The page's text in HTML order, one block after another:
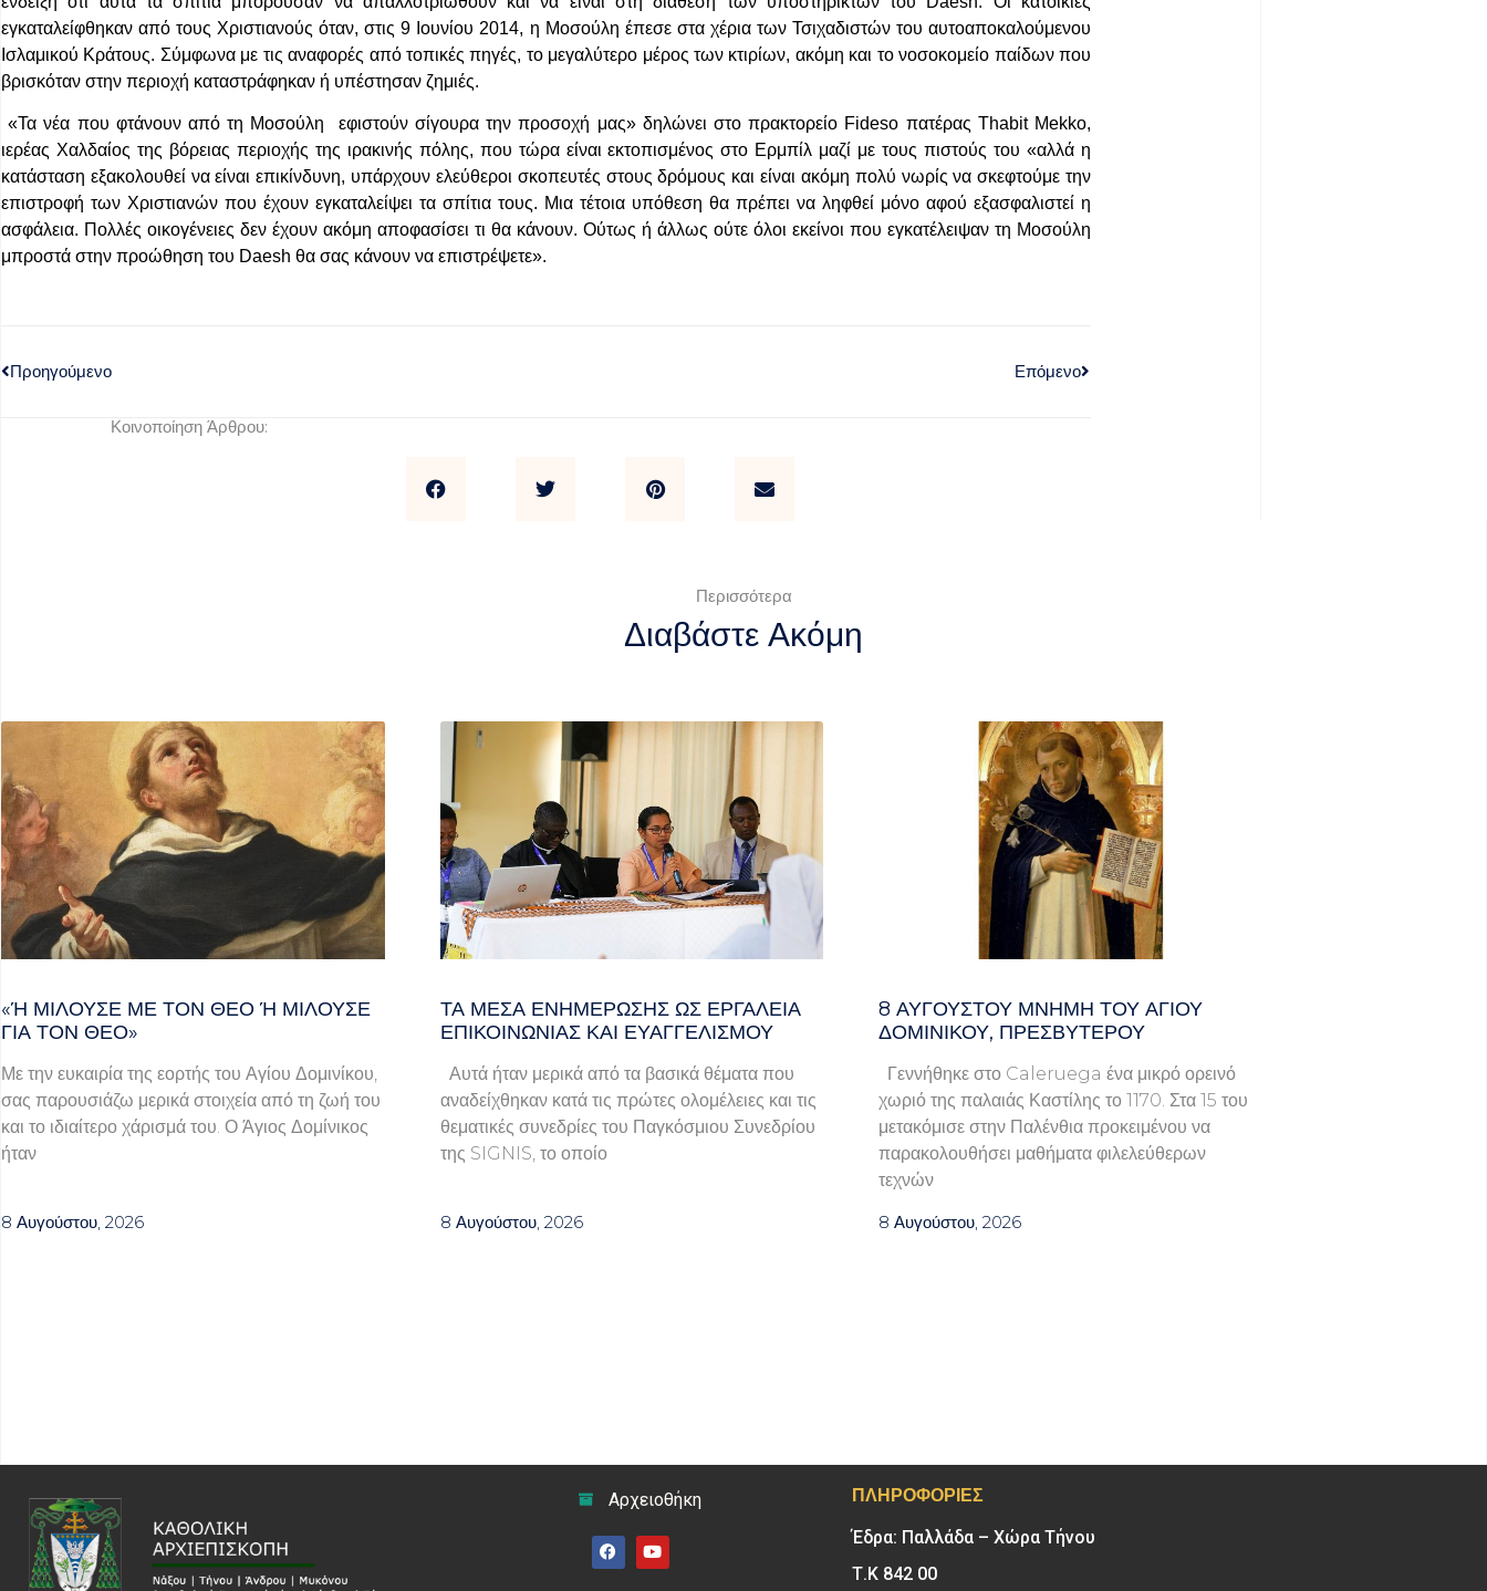
εγκαταλείφθηκαν από τους Χριστιανούς όταν, στις 9 Ιουνίου 2014, η Μοσούλη έπεσε στα χέρια των Τσιχαδιστών του αυτοαποκαλούμενου
Ισλαμικού Κράτους. Σύμφωνα με τις αναφορές από τοπικές πηγές, το μεγαλύτερο μέρος των κτιρίων, ακόμη και το νοσοκομείο παίδων που
βρισκόταν στην περιοχή καταστράφηκαν ή υπέστησαν ζημιές.
«Τα νέα που φτάνουν από τη Μοσούλη εφιστούν σίγουρα την προσοχή μας» δηλώνει στο πρακτορείο Fidesο πατέρας Thabit Mekko,
ιερέας Χαλδαίος της βόρειας περιοχής της ιρακινής πόλης, που τώρα είναι εκτοπισμένος στο Ερμπίλ μαζί με τους πιστούς του «αλλά η
κατάσταση εξακολουθεί να είναι επικίνδυνη, υπάρχουν ελεύθεροι σκοπευτές στους δρόμους και είναι ακόμη πολύ νωρίς να σκεφτούμε την
επιστροφή των Χριστιανών που έχουν εγκαταλείψει τα σπίτια τους. Μια τέτοια υπόθεση θα πρέπει να ληφθεί μόνο αφού εξασφαλιστεί η
ασφάλεια. Πολλές οικογένειες δεν έχουν ακόμη αποφασίσει τι θα κάνουν. Ούτως ή άλλως ούτε όλοι εκείνοι που εγκατέλειψαν τη Μοσούλη
μπροστά στην προώθηση του Daesh θα σας κάνουν να επιστρέψετε».
Προηγούμενο Επόμενο
Κοινοποίηση Άρθρου:
Περισσότερα
Διαβάστε Ακόμη
«Ή ΜΙΛΟΎΣΕ ΜΕ ΤΟΝ ΘΕΌ Ή ΜΙΛΟΎΣΕ ΓΙ
Α ΤΟΝ ΘΕΌ»
Με την ευκαιρία της εορτής του Αγίου Δομινίκου,
σας παρουσιάζω μερικά στοιχεία από τη ζωή του
και το ιδιαίτερο χάρισμά του. Ο Άγιος Δομίνικος
ήταν
8 Αυγούστου, 2026
ΤΑ ΜΈΣΑ ΕΝΗΜΈΡΩΣΗΣ ΩΣ ΕΡΓΑΛΕΊΑ
ΕΠΙΚΟΙΝΩΝΊΑΣ ΚΑΙ ΕΥΑΓΓΕΛΙΣΜΟΎ
Αυτά ήταν μερικά από τα βασικά θέματα που
αναδείχθηκαν κατά τις πρώτες ολομέλειες και τις
θεματικές συνεδρίες του Παγκόσμιου Συνεδρίου
της SIGNIS, το οποίο
8 Αυγούστου, 2026
8 ΑΥΓΟΥΣΤΟΥ ΜΝΗΜΗ ΤΟΥ ΑΓΙΟΥ
ΔΟΜΙΝΙΚΟΥ, ΠΡΕΣΒΥΤΕΡΟΥ
Γεννήθηκε στο Caleruega ένα μικρό ορεινό
χωριό της παλαιάς Καστίλης το 1170. Στα 15 του
μετακόμισε στην Παλένθια προκειμένου να
παρακολουθήσει μαθήματα φιλελεύθερων
τεχνών
8 Αυγούστου, 2026
Αρχειοθήκη
ΠΛΗΡΟΦΟΡΊΕΣ
Έδρα: Παλλάδα – Χώρα Τήνου
Τ.Κ 842 00